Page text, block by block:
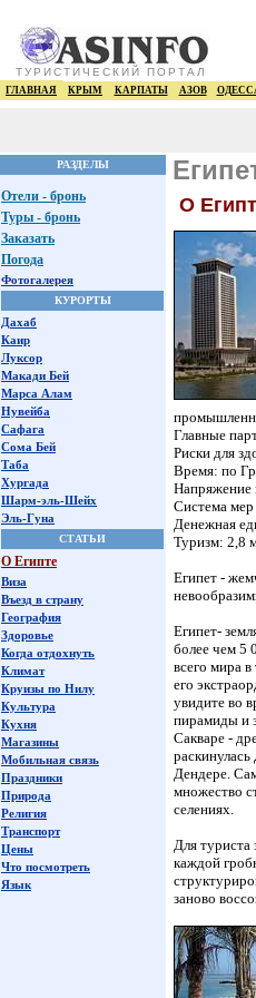
ТУРИСТИЧЕСКИЙ ПОРТАЛ
ГЛАВНАЯ КРЫМ КАРПАТЫ АЗОВ
РАЗДЕЛЫ
Отели - бронь
Туры - бронь
Заказать
Погода
Фотогалерея
КУРОРТЫ
Дахаб
Каир
Луксор
Макади Бей
Марса Алам
Нувейба
Сафага
Сома Бей
Таба
Хургада
Шарм-эль-Шейх
Эль-Гуна
СТАТЬИ
О Египте
Виза
Въезд в страну
География
Здоровье
Когда отдохнуть
Климат
Круизы по Нилу
Культура
Кухня
Магазины
Мобильная связь
Праздники
Природа
Религия
Транспорт
Цены
Что посмотреть
Язык
О
Главные
Риски для
Время: по
Напряжение
Система мер
Денежная
Туризм: 2,8
Египет -
Египет-
более чем 5
всего мира
его
увидите во
пирамиды и
Сакваре -
Дендере.
множество
селениях.
Для туриста
каждой
заново